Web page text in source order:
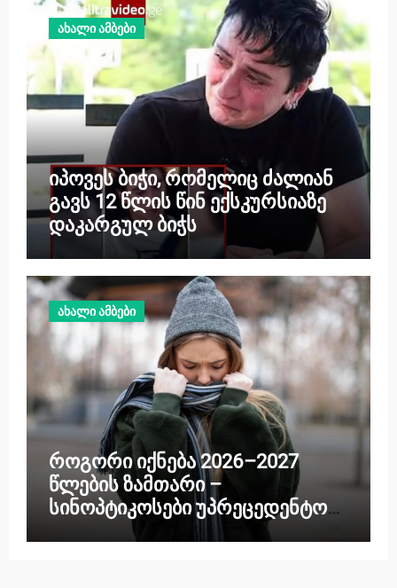
ახალი ამბები
იპოვეს ბიჭი, რომელიც ძალიან
გავს 12 წლის წინ ექსკურსიაზე
დაკარგულ ბიჭს
ახალი ამბები
როგორი იქნება 2026–2027
წლების ზამთარი –
სინოპტიკოსები უპრეცედენტო
ოკეანურ ანომალიებზე